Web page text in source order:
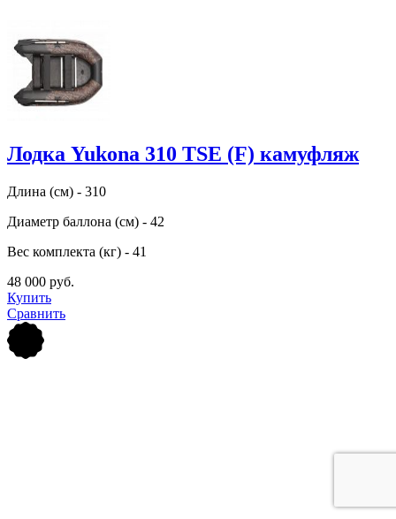
Лодка Yukona 310 TSE (F) камуфляж
Длина (см) - 310
Диаметр баллона (см) - 42
Вес комплекта (кг) - 41
48 000 руб.
Купить
Сравнить